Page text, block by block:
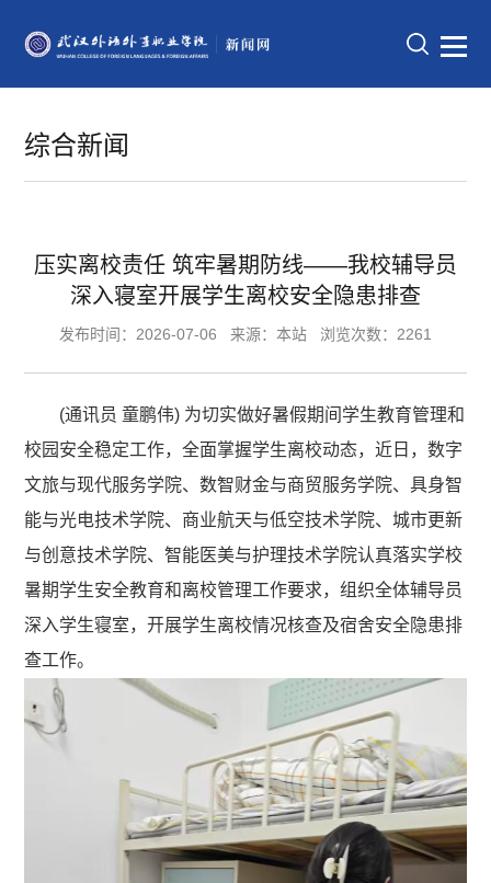
综合新闻
压实离校责任 筑牢暑期防线——我校辅导员
深入寝室开展学生离校安全隐患排查
发布时间：2026-07-06 来源：本站 浏览次数：2261
(通讯员 童鹏伟) 为切实做好暑假期间学生教育管理和
校园安全稳定工作，全面掌握学生离校动态，近日，数字
文旅与现代服务学院、数智财金与商贸服务学院、具身智
能与光电技术学院、商业航天与低空技术学院、城市更新
与创意技术学院、智能医美与护理技术学院认真落实学校
暑期学生安全教育和离校管理工作要求，组织全体辅导员
深入学生寝室，开展学生离校情况核查及宿舍安全隐患排
查工作。